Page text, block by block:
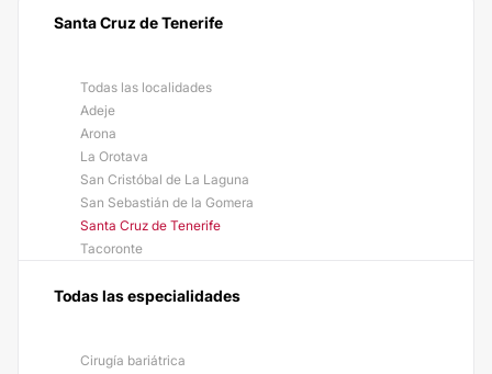
Santa Cruz de Tenerife
Todas las localidades
Adeje
Arona
La Orotava
San Cristóbal de La Laguna
San Sebastián de la Gomera
Santa Cruz de Tenerife
Tacoronte
Todas las especialidades
Cirugía bariátrica